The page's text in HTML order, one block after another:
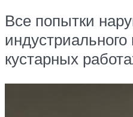
Все попытки
кустарных